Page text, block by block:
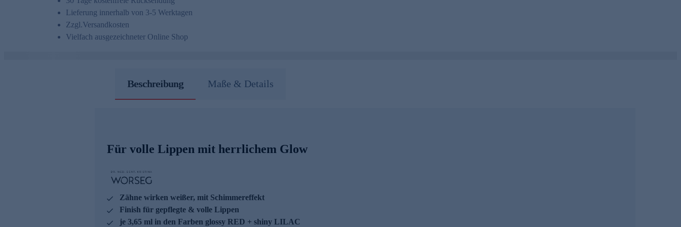
Lieferung innerhalb von 3-5 Werktagen
Zzgl.Versandkosten
Vielfach ausgezeichneter Online Shop
Beschreibung Maße & Details
Für volle Lippen mit herrlichem Glow
Zähne wirken weißer, mit Schimmereffekt
Finish für gepflegte & volle Lippen
je 3,65 ml in den Farben glossy RED + shiny LILAC